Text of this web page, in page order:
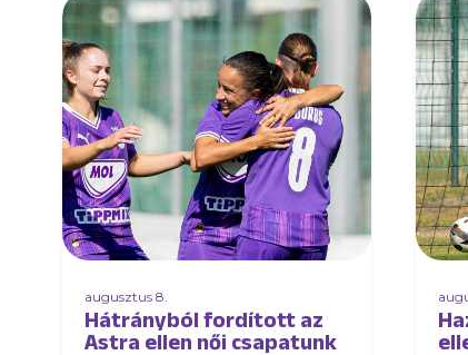
augusztus 8.
Hátrányból fordított az
Astra ellen női csapatunk